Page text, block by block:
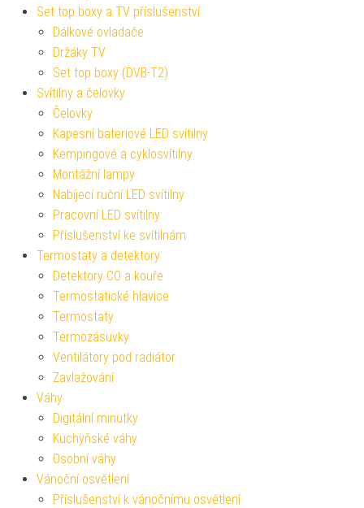
Set top boxy a TV příslušenství
Dálkové ovladače
Držáky TV
Set top boxy (DVB-T2)
Svítilny a čelovky
Čelovky
Kapesní bateriové LED svítilny
Kempingové a cyklosvítilny
Montážní lampy
Nabíjecí ruční LED svítilny
Pracovní LED svítilny
Příslušenství ke svítilnám
Termostaty a detektory
Detektory CO a kouře
Termostatické hlavice
Termostaty
Termozásuvky
Ventilátory pod radiátor
Zavlažování
Váhy
Digitální minutky
Kuchyňské váhy
Osobní váhy
Vánoční osvětlení
Příslušenství k vánočnímu osvětlení